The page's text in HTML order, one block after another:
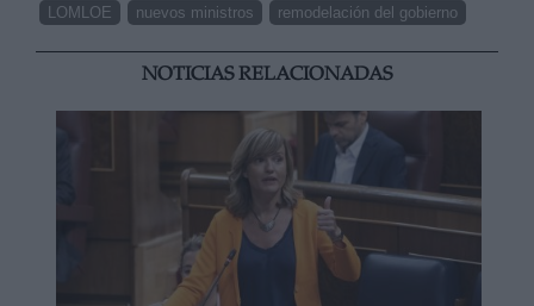
LOMLOE
nuevos ministros remodelación del gobierno
NOTICIAS RELACIONADAS